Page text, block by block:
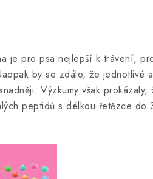
je pro psa nejlepší k trávení,
by se zdálo, že jednotlivé
Výzkumy však
peptidů s délkou řetězce do